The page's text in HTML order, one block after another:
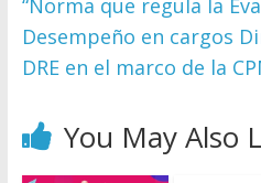
“Norma que regula la
Desempeño en cargos
DRE en el marco de la
You May Also